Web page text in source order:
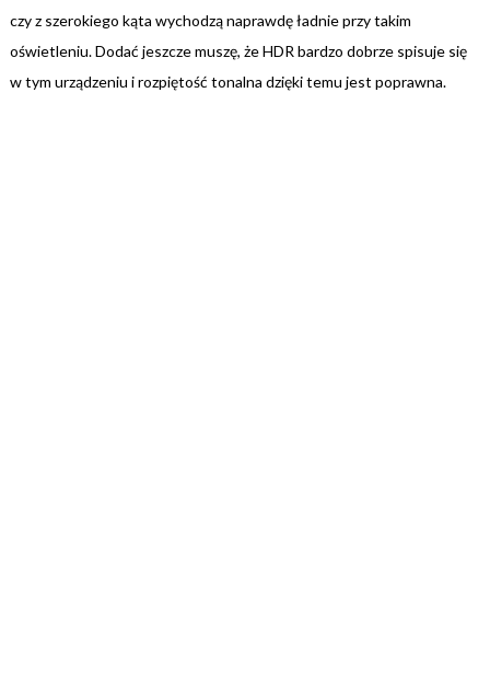
czy z szerokiego kąta wychodzą naprawdę ładnie przy takim
oświetleniu. Dodać jeszcze muszę, że HDR bardzo dobrze spisuje się
w tym urządzeniu i rozpiętość tonalna dzięki temu jest poprawna.